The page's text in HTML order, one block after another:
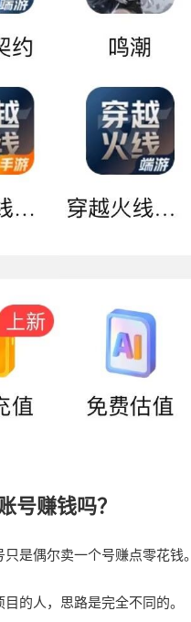
号赚钱吗？
是偶尔卖一个号赚点零花钱。
的人，思路是完全不同的。